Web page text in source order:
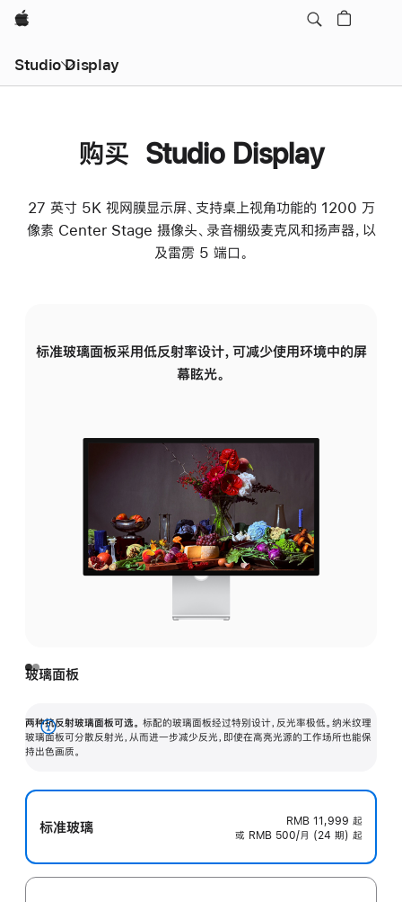
Apple
Studio Display
购买 Studio Display
27 英寸 5K 视网膜显示屏、支持桌上视角功能的 1200 万
像素 Center Stage 摄像头、录音棚级麦克风和扬声器，以
及雷雳 5 端口。
标准玻璃面板采用低反射率设计，可减少使用环境中的屏
幕眩光。
玻璃面板
两种抗反射玻璃面板可选。 标配的玻璃面板经过特别设计，反光率极低。纳米纹理
玻璃面板可分散反射光，从而进一步减少反光，即使在高亮光源的工作场所也能保
持出色画质。
展
开
标准玻璃 RMB 11,999 起
或 RMB 500/月 (24 期) 起